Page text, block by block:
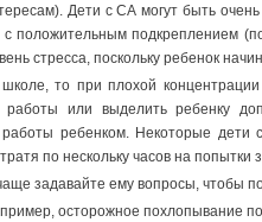
Дети с СА могут быть
положительным подкреплением
стресса, поскольку ребенок
то при плохой
или выделить ребенку
ребенком. Некоторые
по нескольку часов на
задавайте ему вопросы, чтобы
осторожное похлопывание по